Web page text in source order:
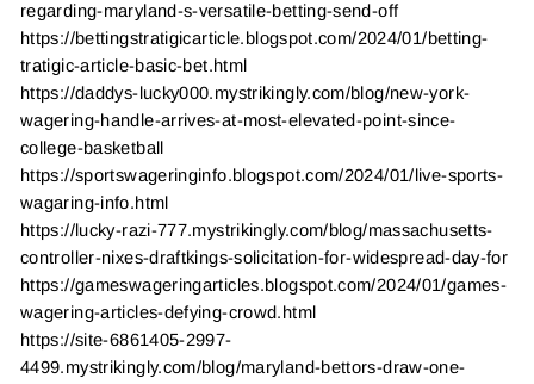
regarding-maryland-s-versatile-betting-send-off
https://bettingstratigicarticle.blogspot.com/2024/01/betting-
tratigic-article-basic-bet.html
https://daddys-lucky000.mystrikingly.com/blog/new-york-
wagering-handle-arrives-at-most-elevated-point-since-
college-basketball
https://sportswageringinfo.blogspot.com/2024/01/live-sports-
wagaring-info.html
https://lucky-razi-777.mystrikingly.com/blog/massachusetts-
controller-nixes-draftkings-solicitation-for-widespread-day-for
https://gameswageringarticles.blogspot.com/2024/01/games-
wagering-articles-defying-crowd.html
https://site-6861405-2997-
4499.mystrikingly.com/blog/maryland-bettors-draw-one-